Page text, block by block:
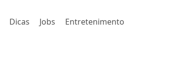
Dicas Jobs Entretenimento